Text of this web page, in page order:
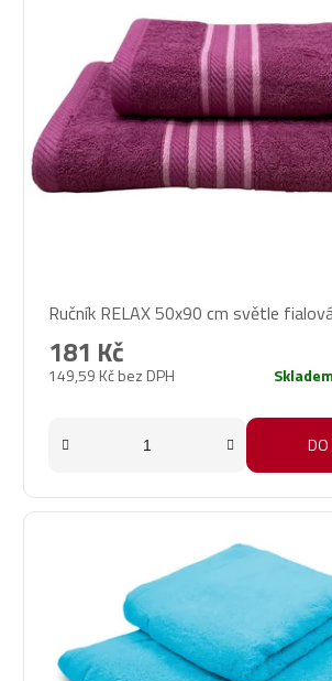
Ručník RELAX 50x90 cm světle
149,59 Kč bez DPH
181 Kč
DO